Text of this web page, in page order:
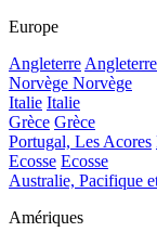
Europe
Angleterre Angleterre
Norvège Norvège
Italie Italie
Grèce Grèce
Portugal, Les Acores
Ecosse Ecosse
Australie, Pacifique
Amériques